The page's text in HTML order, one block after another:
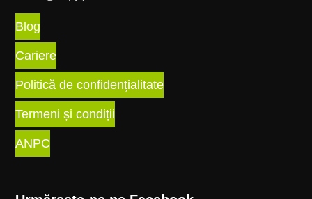
Blog
Cariere
Politică de confidențialitate
Termeni și condiții
ANPC